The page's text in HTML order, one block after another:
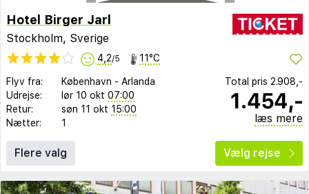
Hotel Birger Jarl
Stockholm, Sverige
4,2/5 11°C
Flyv fra: København - Arlanda
Udrejse:
lør 10 okt 07:00
Retur:
søn 11 okt 15:00
Nætter:
1
Total pris 2.908,-
1.454,-
læs mere
Flere valg Vælg rejse